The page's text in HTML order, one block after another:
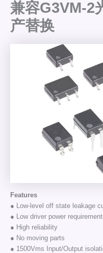
兼容G3VM-2
产替换
Features
● Low-level off state leakage
● Low driver power
● High reliability
● No moving parts
● 1500Vms Input/Output